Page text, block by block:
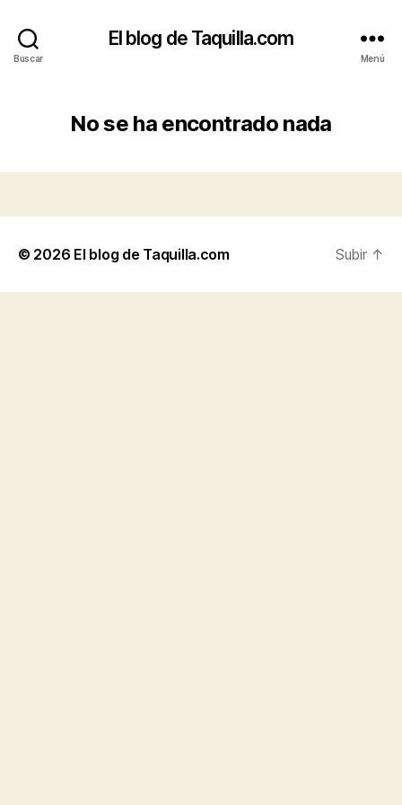
Buscar
El blog de Taquilla.com
Menú
No se ha encontrado nada
© 2026 El blog de Taquilla.com Subir ↑